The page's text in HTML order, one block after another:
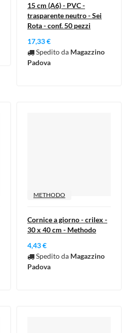
15 cm (A6) - PVC -
trasparente neutro - Sei
Rota - conf. 50 pezzi
17,33 €
Spedito da Magazzino
Padova
METHODO
Cornice a giorno - crilex -
30 x 40 cm - Methodo
4,43 €
Spedito da Magazzino
Padova